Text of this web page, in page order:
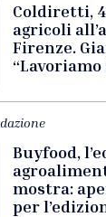
Coldiretti,
agricoli
Firenze.
Buyfood,
mostra:
per